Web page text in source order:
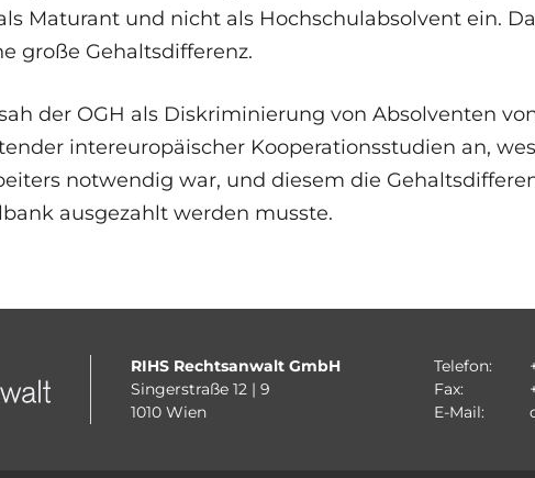
Maturant und nicht als Hochschulabsolvent ein.
große Gehaltsdifferenz.
der OGH als Diskriminierung von Absolventen
intereuropäischer Kooperationsstudien an,
notwendig war, und diesem die
ausgezahlt werden musste.
RIHS Rechtsanwalt GmbH
Singerstraße 12 | 9
1010 Wien
Telefon:
Fax:
E-Mail: